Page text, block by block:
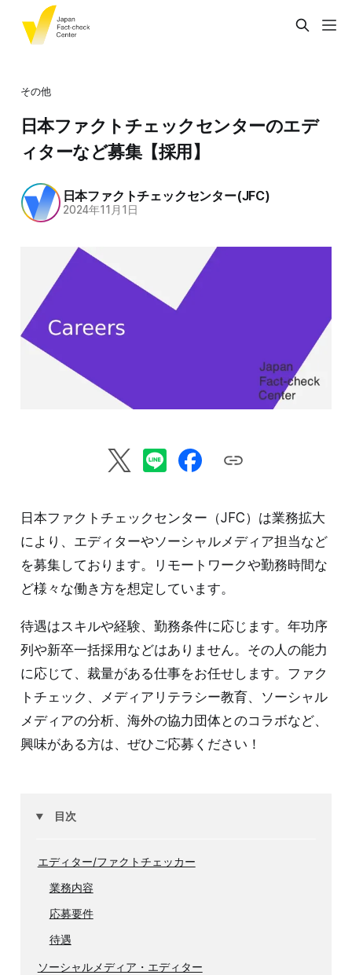
その他
日本ファクトチェックセンターのエデ
ィターなど募集【採用】
日本ファクトチェックセンター(JFC)
2024年11月1日
日本ファクトチェックセンター（JFC）は業務拡大
により、エディターやソーシャルメディア担当など
を募集しております。リモートワークや勤務時間な
ど様々な働き方を想定しています。
待遇はスキルや経験、勤務条件に応じます。年功序
列や新卒一括採用などはありません。その人の能力
に応じて、裁量がある仕事をお任せします。ファク
トチェック、メディアリテラシー教育、ソーシャル
メディアの分析、海外の協力団体とのコラボなど、
興味がある方は、ぜひご応募ください！
目次
エディター/ファクトチェッカー
業務内容
応募要件
待遇
ソーシャルメディア・エディター